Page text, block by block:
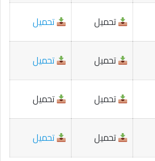
تحميل
تحميل
تحميل
تحميل
تحميل
تحميل
تحميل تحميل